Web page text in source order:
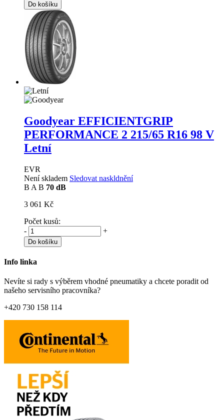
Do košíku
Goodyear EFFICIENTGRIP
PERFORMANCE 2 215/65 R16 98 V
Letní
EVR
Není skladem Sledovat naskldnění
B A B 70 dB
3 061 Kč
Počet kusů:
-
+
Do košíku
Info linka
Nevíte si rady s výběrem vhodné pneumatiky a chcete poradit od
našeho servisního pracovníka?
+420 730 158 114